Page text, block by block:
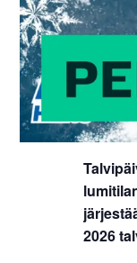
2026